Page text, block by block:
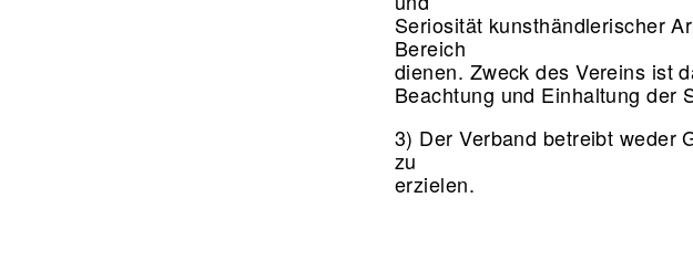
Seriosität kunsthändlerischer
Bereich
dienen. Zweck des Vereins ist
Beachtung und Einhaltung der
3) Der Verband betreibt weder
zu
erzielen.